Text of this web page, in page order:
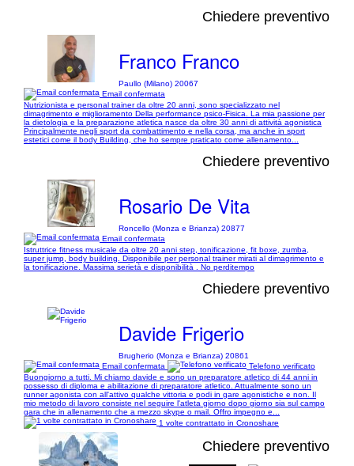
Chiedere preventivo
Franco Franco
Paullo (Milano) 20067
Email confermata
Nutrizionista e personal trainer da oltre 20 anni, sono specializzato nel
dimagrimento e miglioramento Della performance psico-Fisica. La mia passione per
la dietologia e la preparazione atletica nasce da oltre 30 anni di attività agonistica
Principalmente negli sport da combattimento e nella corsa, ma anche in sport
estetici come il body Building, che ho sempre praticato come allenamento...
Chiedere preventivo
Rosario De Vita
Roncello (Monza e Brianza) 20877
Email confermata
Istruttrice fitness musicale da oltre 20 anni step, tonificazione, fit boxe, zumba,
super jump, body building. Disponibile per personal trainer mirati al dimagrimento e
la tonificazione. Massima serietà e disponibilità . No perditempo
Chiedere preventivo
Davide Frigerio
Brugherio (Monza e Brianza) 20861
Email confermata
Telefono verificato
Buongiorno a tutti. Mi chiamo davide e sono un preparatore atletico di 44 anni in
possesso di diploma e abilitazione di preparatore atletico. Attualmente sono un
runner agonista con all'attivo qualche vittoria e podi in gare agonistiche e non. Il
mio metodo di lavoro consiste nel seguire l'atleta giorno dopo giorno sia sul campo
gara che in allenamento che a mezzo skype o mail. Offro impegno e...
1 volte contrattato in Cronoshare
Chiedere preventivo